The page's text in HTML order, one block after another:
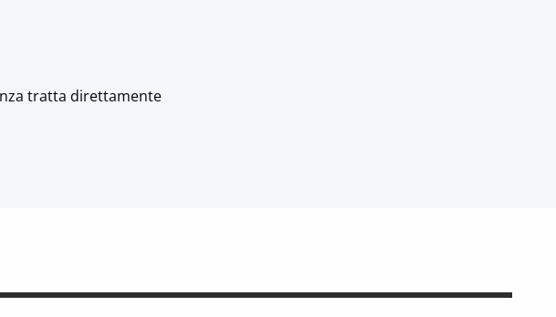
tratta direttamente